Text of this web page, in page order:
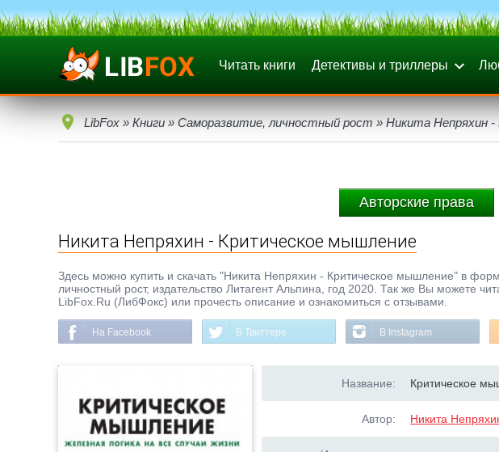
Читать книги Детективы и триллеры
LibFox » Книги » Саморазвитие, личностный рост » Никита Непряхин
Авторские права
Никита Непряхин - Критическое мышление
Здесь можно купить и скачать "Никита Непряхин - Критическое мышление" в
личностный рост, издательство Литагент Альпина, год 2020. Так же Вы можете
LibFox.Ru (ЛибФокс) или прочесть описание и ознакомиться с отзывами.
На Facebook В Твиттере В Instagram
Название: Критическое
Автор: Никита